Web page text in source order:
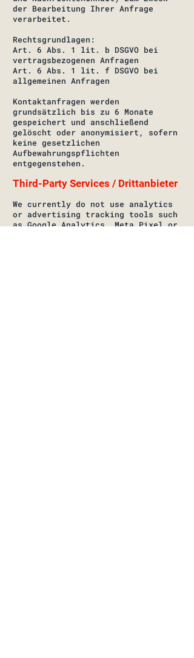
der Bearbeitung Ihrer Anfrage
verarbeitet.
Rechtsgrundlagen:
Art. 6 Abs. 1 lit. b DSGVO bei
vertragsbezogenen Anfragen
Art. 6 Abs. 1 lit. f DSGVO bei
allgemeinen Anfragen
Kontaktanfragen werden
grundsätzlich bis zu 6 Monate
gespeichert und anschließend
gelöscht oder anonymisiert, sofern
keine gesetzlichen
Aufbewahrungspflichten
entgegenstehen.
Third-Party Services / Drittanbieter
We currently do not use analytics
or advertising tracking tools such
as Google Analytics, Meta Pixel or